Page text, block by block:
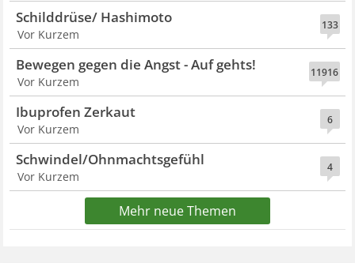
133
Schilddrüse/ Hashimoto
Vor Kurzem
11916
Bewegen gegen die Angst - Auf gehts!
Vor Kurzem
6
Ibuprofen Zerkaut
Vor Kurzem
4
Schwindel/Ohnmachtsgefühl
Vor Kurzem
Mehr neue Themen